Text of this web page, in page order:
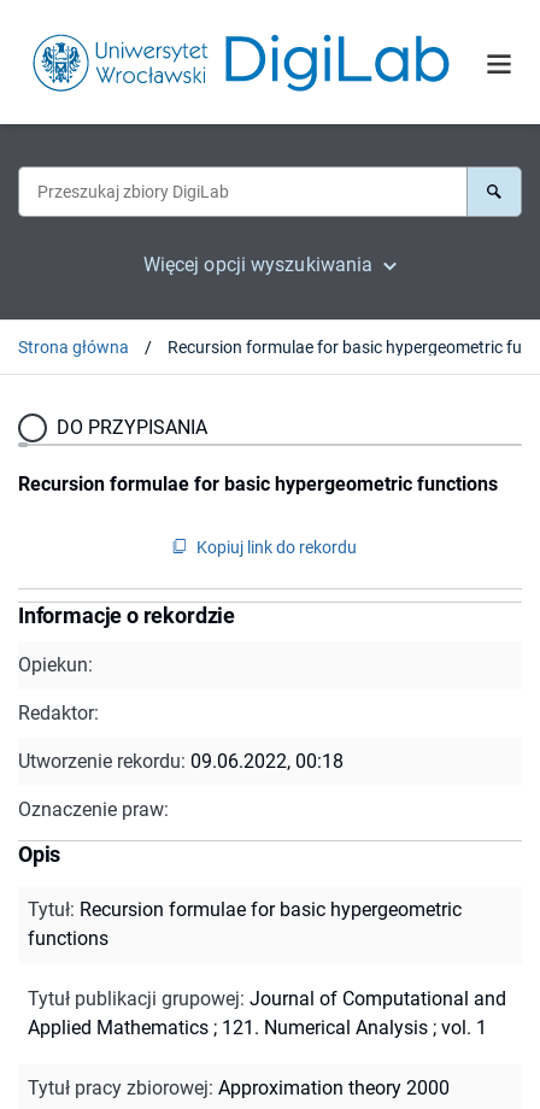
Więcej opcji wyszukiwania
Strona główna
DO PRZYPISANIA
Recursion formulae for basic hypergeometric functions
Kopiuj link do rekordu
Informacje o rekordzie
Opiekun:
Redaktor:
Utworzenie rekordu: 09.06.2022, 00:18
Oznaczenie praw:
Opis
Tytuł: Recursion formulae for basic hypergeometric
functions
Tytuł publikacji grupowej: Journal of Computational and
Applied Mathematics ; 121. Numerical Analysis ; vol. 1
Tytuł pracy zbiorowej: Approximation theory 2000